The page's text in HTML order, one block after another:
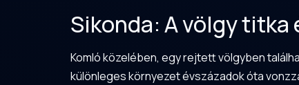
Sikonda: A völgy
Komló közelében, egy rejtett völgyben
különleges környezet évszázadok óta